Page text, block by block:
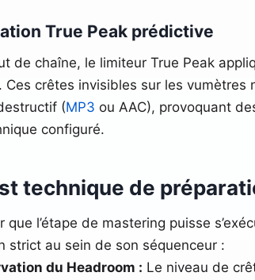
True Peak prédictive
de chaîne, le limiteur True Peak
Ces crêtes invisibles sur les
(MP3 ou AAC), provoquant
configuré.
technique de
que l’étape de mastering puisse
strict au sein de son séquenceur :
du Headroom : Le niveau de